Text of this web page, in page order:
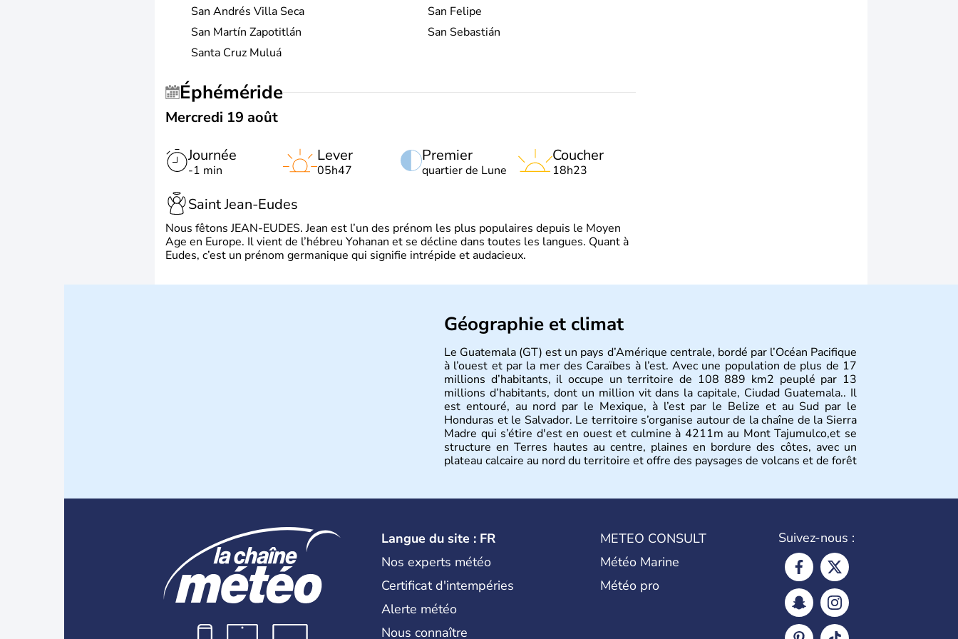
San Andrés Villa Seca
San Felipe
San Martín Zapotitlán
San Sebastián
Santa Cruz Muluá
Éphéméride
Mercredi 19 août
Journée
-1 min
Premier
quartier de Lune
Lever
05h47
Coucher
18h23
Saint Jean-Eudes
Nous fêtons JEAN-EUDES. Jean est l’un des prénom les plus populaires depuis le Moyen
Age en Europe. Il vient de l’hébreu Yohanan et se décline dans toutes les langues. Quant à
Eudes, c’est un prénom germanique qui signifie intrépide et audacieux.
Géographie et climat
Le Guatemala (GT) est un pays d’Amérique centrale, bordé par l’Océan Pacifique
à l’ouest et par la mer des Caraïbes à l’est. Avec une population de plus de 17
millions d’habitants, il occupe un territoire de 108 889 km2 peuplé par 13
millions d’habitants, dont un million vit dans la capitale, Ciudad Guatemala.. Il
est entouré, au nord par le Mexique, à l’est par le Belize et au Sud par le
Honduras et le Salvador. Le territoire s’organise autour de la chaîne de la Sierra
Madre qui s’étire d'est en ouest et culmine à 4211m au Mont Tajumulco,et se
structure en Terres hautes au centre, plaines en bordure des côtes, avec un
plateau calcaire au nord du territoire et offre des paysages de volcans et de forêt
Langue du site : FR
Nos experts météo
Certificat d'intempéries
Alerte météo
Nous connaître
METEO CONSULT
Météo Marine
Météo pro
Suivez-nous :